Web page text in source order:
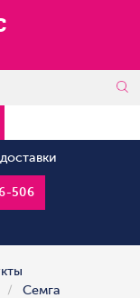
506
Семга